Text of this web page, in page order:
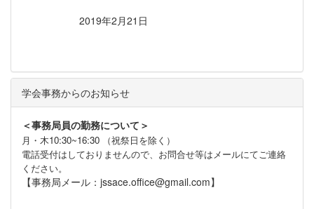
2019年2月21日
学会事務からのお知らせ
＜事務局員の勤務について＞
月・木10:30~16:30 （祝祭日を除く）
電話受付はしておりませんので、お問合せ等はメールにてご連絡
ください。
【事務局メール：jssace.office@gmail.com】